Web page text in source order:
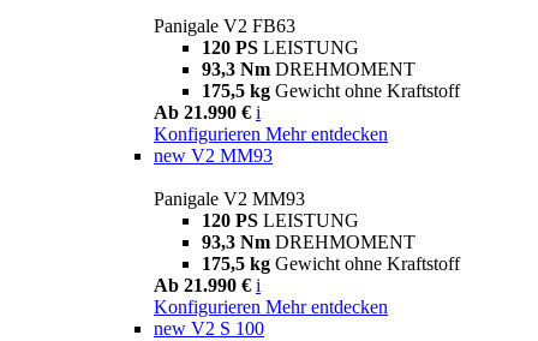
Panigale V2 FB63
120 PS LEISTUNG
93,3 Nm DREHMOMENT
175,5 kg Gewicht ohne Kraftstoff
Ab 21.990 € i
Konfigurieren Mehr entdecken
new V2 MM93
Panigale V2 MM93
120 PS LEISTUNG
93,3 Nm DREHMOMENT
175,5 kg Gewicht ohne Kraftstoff
Ab 21.990 € i
Konfigurieren Mehr entdecken
new V2 S 100